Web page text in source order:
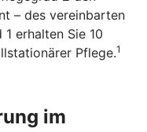
– des vereinbarten
erhalten Sie 10
Pflege.1
im